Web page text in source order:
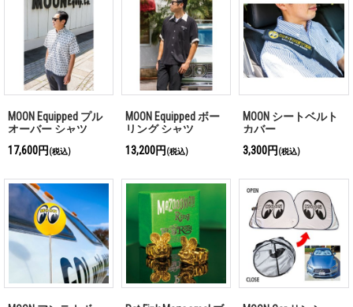
MOON Equipped プル
オーバー シャツ
17,600円 (税込)
MOON Equipped ボー
リング シャツ
13,200円 (税込)
MOON シートベルト
カバー
3,300円 (税込)